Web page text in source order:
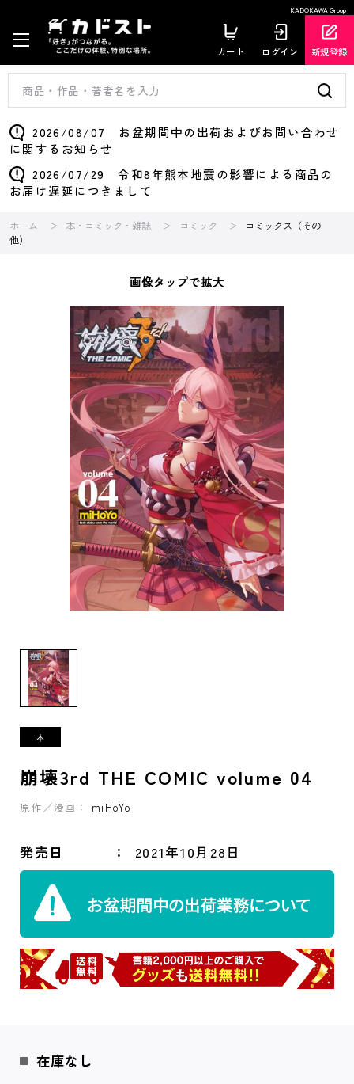
KADOKAWA Group
カート ログイン 新規登録
2026/08/07 お盆期間中の出荷およびお問い合わせ
に関するお知らせ
2026/07/29 令和8年熊本地震の影響による商品の
お届け遅延につきまして
ホーム 本・コミック・雑誌 コミック
コミックス（その
他）
画像タップで拡大
崩壊3rd THE COMIC volume 04
原作／漫画： miHoYo
発売日 2021年10月28日
在庫なし